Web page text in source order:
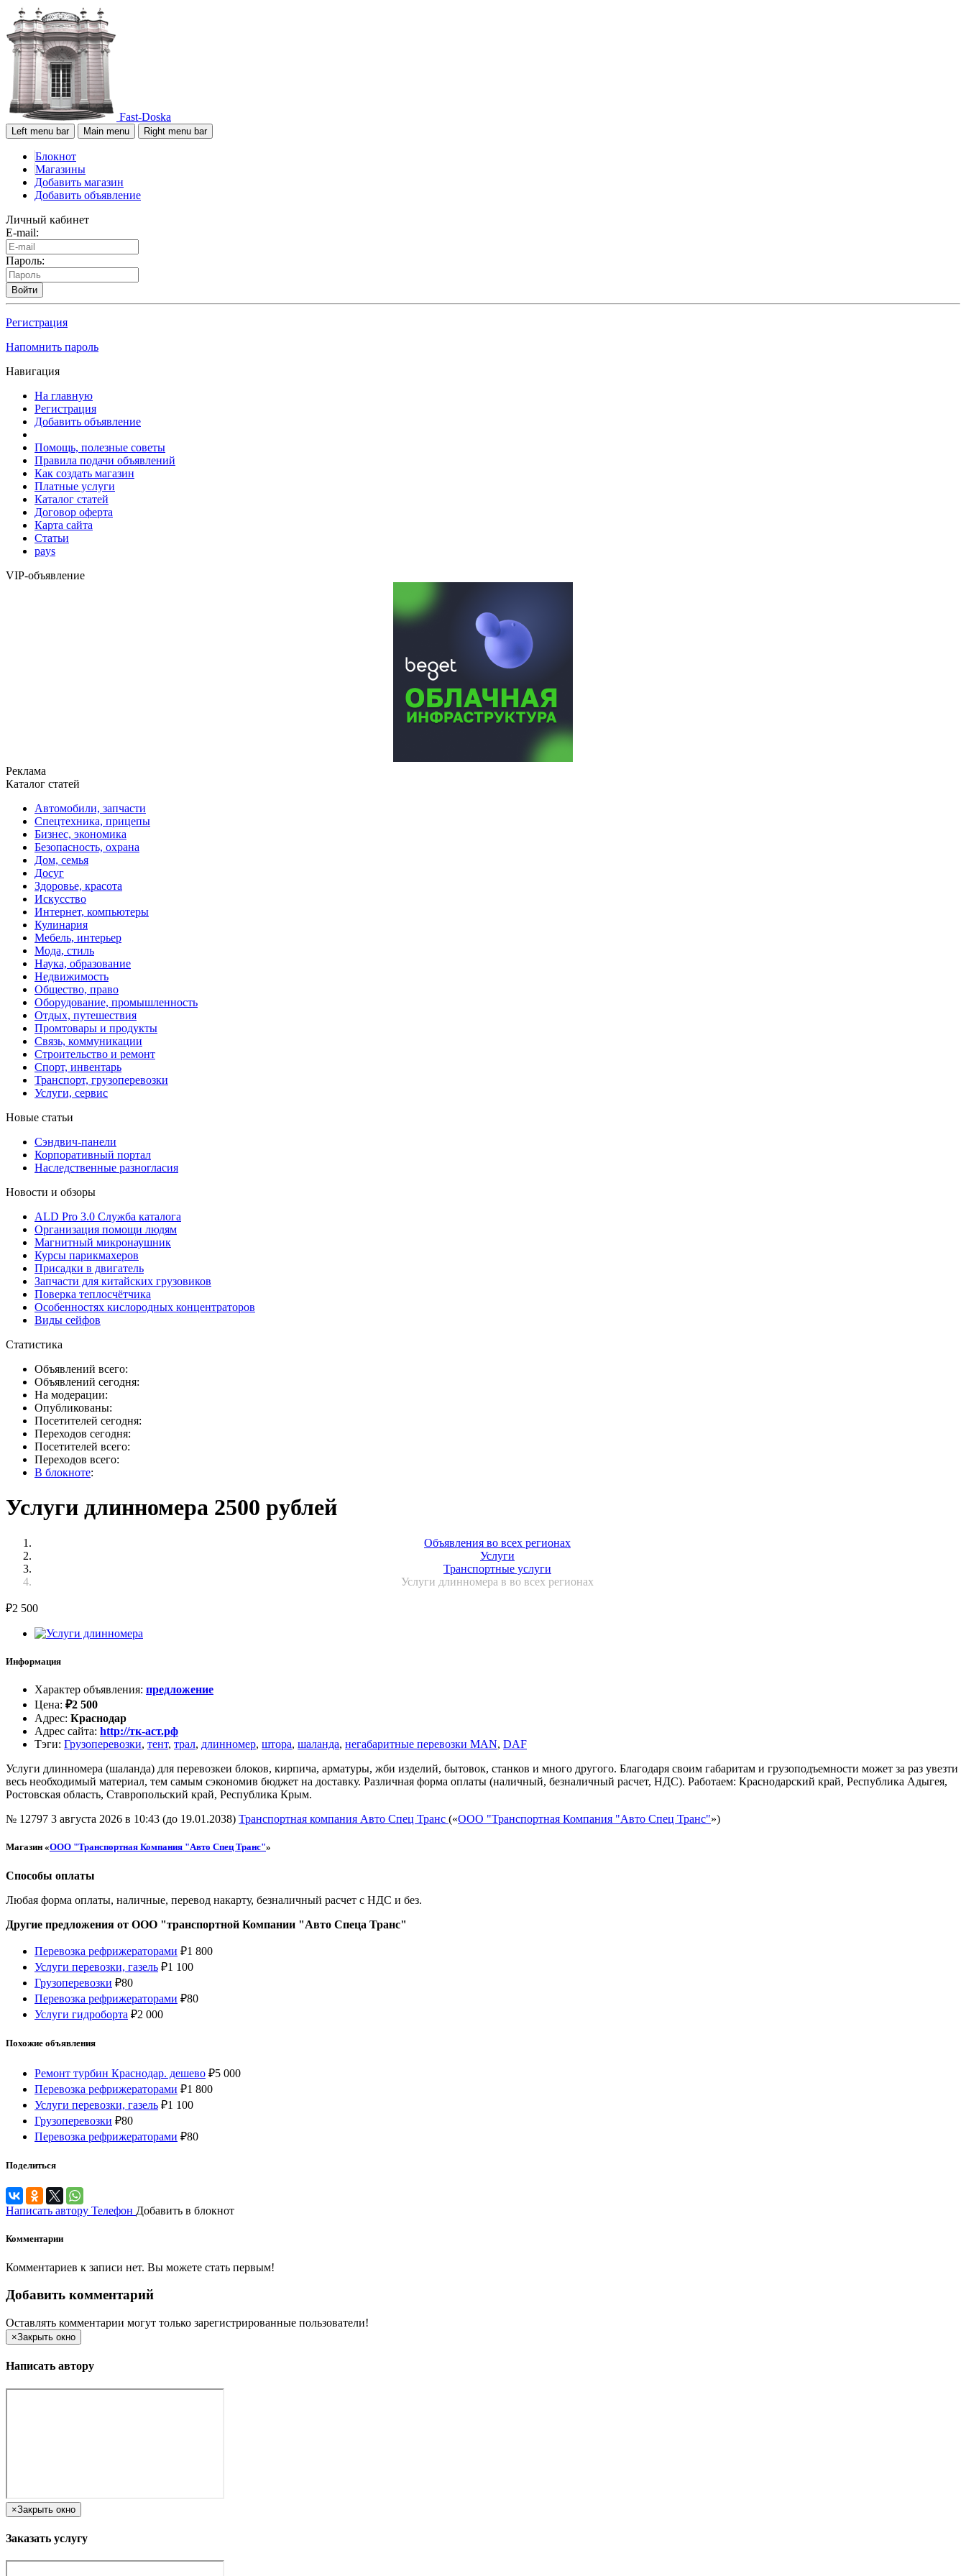
Fast-Doska
Left menu bar Main menu Right menu bar
Блокнот
Магазины
Добавить магазин
Добавить объявление
Личный кабинет
E-mail:
Пароль:
Войти
Регистрация
Напомнить пароль
Навигация
На главную
Регистрация
Добавить объявление
Помощь, полезные советы
Правила подачи объявлений
Как создать магазин
Платные услуги
Каталог статей
Договор оферта
Карта сайта
Статьи
pays
VIP-объявление
Реклама
Каталог статей
Автомобили, запчасти
Спецтехника, прицепы
Бизнес, экономика
Безопасность, охрана
Дом, семья
Досуг
Здоровье, красота
Искусство
Интернет, компьютеры
Кулинария
Мебель, интерьер
Мода, стиль
Наука, образование
Недвижимость
Общество, право
Оборудование, промышленность
Отдых, путешествия
Промтовары и продукты
Связь, коммуникации
Строительство и ремонт
Cпорт, инвентарь
Транспорт, грузоперевозки
Услуги, сервис
Новые статьи
Сэндвич-панели
Корпоративный портал
Наследственные разногласия
Новости и обзоры
ALD Pro 3.0 Служба каталога
Организация помощи людям
Магнитный микронаушник
Курсы парикмахеров
Присадки в двигатель
Запчасти для китайских грузовиков
Поверка теплосчётчика
Особенностях кислородных концентраторов
Виды сейфов
Статистика
Объявлений всего:
Объявлений сегодня:
На модерации:
Опубликованы:
Посетителей сегодня:
Переходов сегодня:
Посетителей всего:
Переходов всего:
В блокноте:
Услуги длинномера 2500 рублей
Объявления во всех регионах
Услуги
Транспортные услуги
Услуги длинномера в во всех регионах
₽2 500
Информация
Характер объявления: предложение
Цена: ₽2 500
Адрес: Краснодар
Адрес сайта: http://тк-аст.рф
Тэги: Грузоперевозки, тент, трал, длинномер, штора, шаланда, негабаритные перевозки MAN, DAF
Услуги длинномера (шаланда) для перевозкеи блоков, кирпича, арматуры, жби изделий, бытовок, станков и много другого. Благодаря своим габаритам и грузоподъемности может за раз увезти
весь необходимый материал, тем самым сэкономив бюджет на доставку. Различная форма оплаты (наличный, безналичный расчет, НДС). Работаем: Краснодарский край, Республика Адыгея,
Ростовская область, Ставропольский край, Республика Крым.
№ 12797 3 августа 2026 в 10:43 (до 19.01.2038) Транспортная компания Авто Спец Транс («ООО "Транспортная Компания "Авто Спец Транс"»)
Магазин «ООО "Транспортная Компания "Авто Спец Транс"»
Способы оплаты
Любая форма оплаты, наличные, перевод накарту, безналичный расчет с НДС и без.
Другие предложения от ООО "транспортной Компании "Авто Спеца Транс"
Перевозка рефрижераторами ₽1 800
Услуги перевозки, газель ₽1 100
Грузоперевозки ₽80
Перевозка рефрижераторами ₽80
Услуги гидроборта ₽2 000
Похожие объявления
Ремонт турбин Краснодар. дешево ₽5 000
Перевозка рефрижераторами ₽1 800
Услуги перевозки, газель ₽1 100
Грузоперевозки ₽80
Перевозка рефрижераторами ₽80
Поделиться
Написать автору Телефон Добавить в блокнот
Комментарии
Комментариев к записи нет. Вы можете стать первым!
Добавить комментарий
Оставлять комментарии могут только зарегистрированные пользователи!
×Закрыть окно
Написать автору
×Закрыть окно
Заказать услугу